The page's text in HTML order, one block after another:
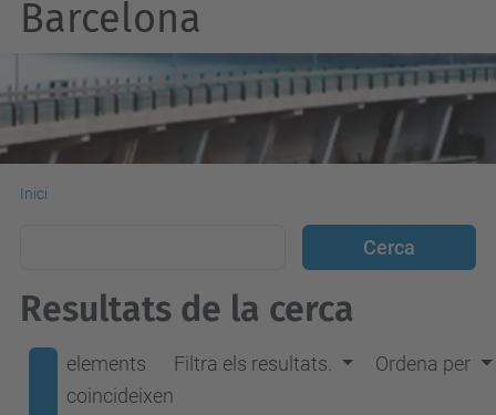
Barcelona
Inici
Resultats de la cerca
elements
coincideixen
Filtra els resultats. Ordena per